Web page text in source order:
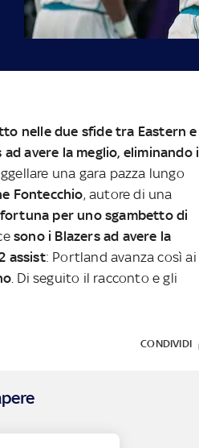
nelle due sfide tra Eastern e
avere la meglio, eliminando i
una gara pazza lungo
Fontecchio, autore di una
per uno sgambetto di
sono i Blazers ad avere la
assist: Portland avanza così ai
. Di seguito il racconto e gli
CONDIVIDI